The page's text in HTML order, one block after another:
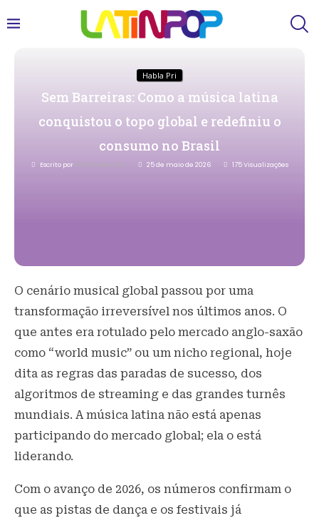
Habla Pri
Sem Barreiras: Como a música latina
conquistou o topo global e redefiniu o
consumo no Brasil
Escrito por Priscila Bertozzi 25 de maio de 2026 175Visualizações
O cenário musical global passou por uma
transformação irreversível nos últimos anos. O
que antes era rotulado pelo mercado anglo-saxão
como “world music” ou um nicho regional, hoje
dita as regras das paradas de sucesso, dos
algoritmos de streaming e das grandes turnês
mundiais. A música latina não está apenas
participando do mercado global; ela o está
liderando.
Com o avanço de 2026, os números confirmam o
que as pistas de dança e os festivais já